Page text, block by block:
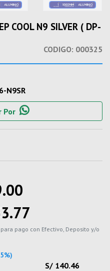
COOL N9 SILVER ( DP-
CODIGO: 000325
N9SR
Por
pago con Efectivo, Deposito y/o
S/ 140.46